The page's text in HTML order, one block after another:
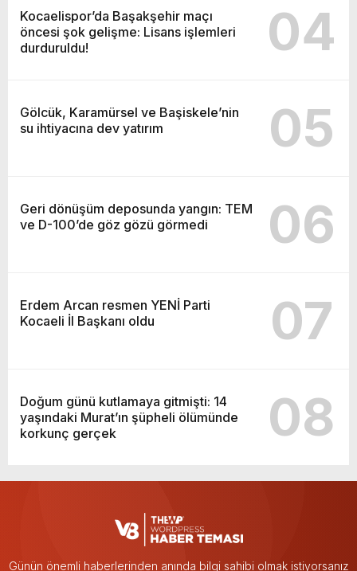
Kocaelispor’da Başakşehir maçı
öncesi şok gelişme: Lisans işlemleri
durduruldu!
04
Gölcük, Karamürsel ve Başiskele’nin
su ihtiyacına dev yatırım
05
Geri dönüşüm deposunda yangın: TEM
ve D-100’de göz gözü görmedi
06
Erdem Arcan resmen YENİ Parti
Kocaeli İl Başkanı oldu
07
Doğum günü kutlamaya gitmişti: 14
yaşındaki Murat’ın şüpheli ölümünde
korkunç gerçek
08
Günün önemli haberlerinden anında bilgi sahibi olmak istiyorsanız